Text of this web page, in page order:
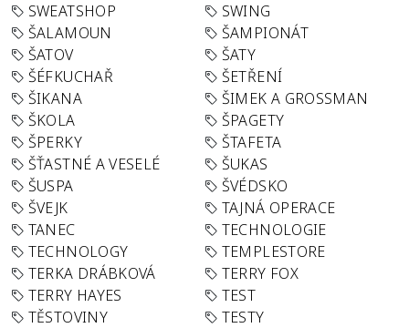
SWEATSHOP
SWING
ŠALAMOUN
ŠAMPIONÁT
ŠATOV
ŠATY
ŠÉFKUCHAŘ
ŠETŘENÍ
ŠIKANA
ŠIMEK A GROSSMAN
ŠKOLA
ŠPAGETY
ŠPERKY
ŠTAFETA
ŠŤASTNÉ A VESELÉ
ŠUKAS
ŠUSPA
ŠVÉDSKO
ŠVEJK
TAJNÁ OPERACE
TANEC
TECHNOLOGIE
TECHNOLOGY
TEMPLESTORE
TERKA DRÁBKOVÁ
TERRY FOX
TERRY HAYES
TEST
TĚSTOVINY
TESTY